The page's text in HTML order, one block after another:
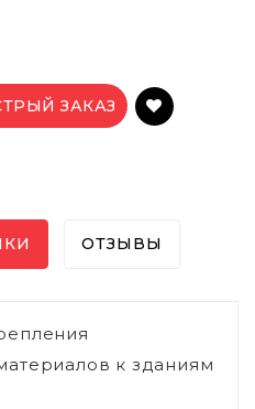
ЗАКАЗ
ОТЗЫВЫ
к зданиям